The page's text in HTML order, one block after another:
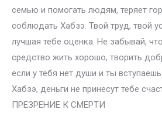
семью и помогать людям, теряет
соблюдать Хабзэ. Твой труд, твой
лучшая тебе оценка. Не забывай,
средство жить хорошо, творить
если у тебя нет души и ты
Хабзэ, деньги не принесут тебе
ПРЕЗРЕНИЕ К СМЕРТИ